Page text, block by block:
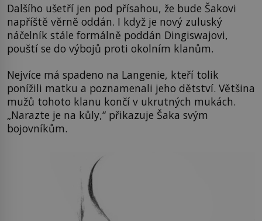
Dalšího ušetří jen pod přísahou, že bude Šakovi
napříště věrně oddán. I když je nový zuluský
náčelník stále formálně poddán Dingiswajovi,
pouští se do výbojů proti okolním klanům.
Nejvíce má spadeno na Langenie, kteří tolik
ponížili matku a poznamenali jeho dětství. Většina
mužů tohoto klanu končí v ukrutných mukách.
„Narazte je na kůly,“ přikazuje Šaka svým
bojovníkům.